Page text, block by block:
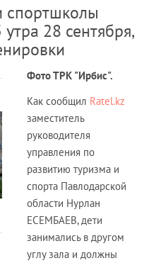
спортшколы
28 сентября,
Фото ТРК "Ирбис".
Как сообщил Ratel.kz
заместитель
руководителя
управления по
развитию туризма и
спорта Павлодарской
области Нурлан
ЕСЕМБАЕВ, дети
занимались в другом
углу зала и должны